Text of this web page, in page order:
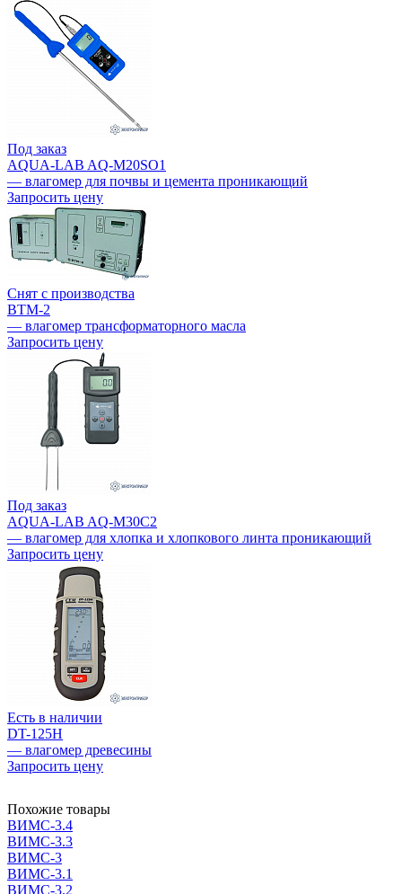
Под заказ
AQUA-LAB AQ-M20SO1
— влагомер для почвы и цемента проникающий
Запросить цену
Снят с производства
ВТМ-2
— влагомер трансформаторного масла
Запросить цену
Под заказ
AQUA-LAB AQ-M30C2
— влагомер для хлопка и хлопкового линта проникающий
Запросить цену
Есть в наличии
DT-125H
— влагомер древесины
Запросить цену
Похожие товары
ВИМС-3.4
ВИМС-3.3
ВИМС-3
ВИМС-3.1
ВИМС-3.2